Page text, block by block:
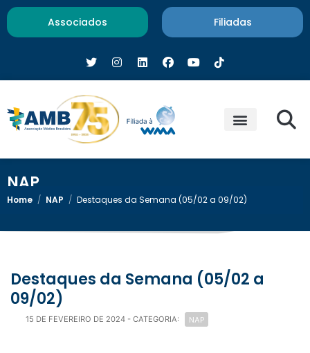
Associados Filiadas
NAP
Home / NAP / Destaques da Semana (05/02 a 09/02)
Destaques da Semana (05/02 a
09/02)
15 DE FEVEREIRO DE 2024 - CATEGORIA: NAP